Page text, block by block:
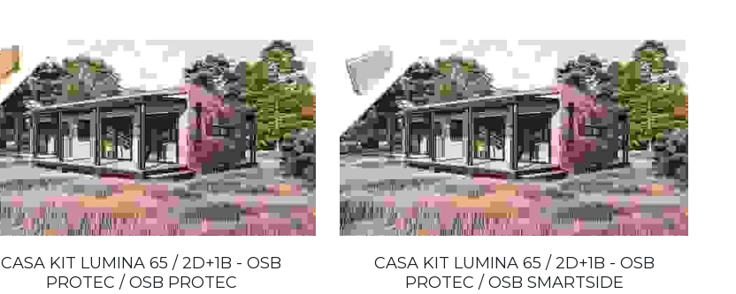
CASA KIT LUMINA 65 / 2D+1B - OSB
PROTEC / OSB PROTEC
CASA KIT LUMINA 65 / 2D+1B - OSB
PROTEC / OSB SMARTSIDE